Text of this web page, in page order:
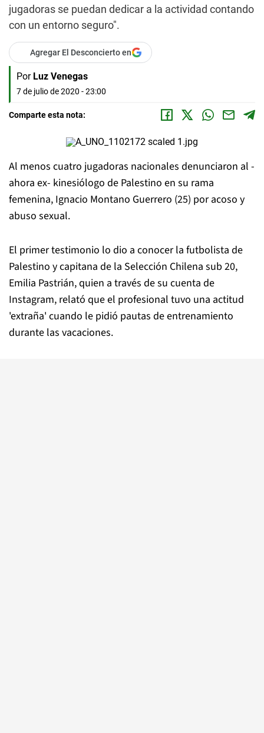
jugadoras se puedan dedicar a la actividad contando
con un entorno seguro".
Agregar El Desconcierto en
Por Luz Venegas
7 de julio de 2020 - 23:00
Comparte esta nota:
Al menos cuatro jugadoras nacionales denunciaron al -
ahora ex- kinesiólogo de Palestino en su rama
femenina, Ignacio Montano Guerrero (25) por acoso y
abuso sexual.
El primer testimonio lo dio a conocer la futbolista de
Palestino y capitana de la Selección Chilena sub 20,
Emilia Pastrián, quien a través de su cuenta de
Instagram, relató que el profesional tuvo una actitud
'extraña' cuando le pidió pautas de entrenamiento
durante las vacaciones.